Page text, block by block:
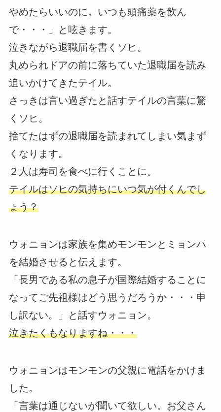
やめたらいいのに。いつも頭痛薬を飲ん
で・・・」と呟きます。
泣きながら退職届を書くソヒ。
丸められドアの前に落ちていた退職届を読み
追いかけてきたテイル。
さっきは言い過ぎたと話すテイルの言葉に驚
くソヒ。
捨てたはずの退職届を読まれてしまい気まず
くなります。
２人は寿司を食べに行くことに。
テイルはソヒの気持ちにいつ気が付くんでし
ょう？
ウォニョンは家族を集めモンモンとミョンハ
を結婚させると伝えます。
「長男である私の息子が国際結婚することに
なってご先祖様はどう思うだろうか・・・申
し訳ない。」と話すウォニョン。
泣きたくもなりますね・・・
ウォニョンはモンモンの父親に電話をかけま
した。
「言葉は通じないが聞いて欲しい。お父さん